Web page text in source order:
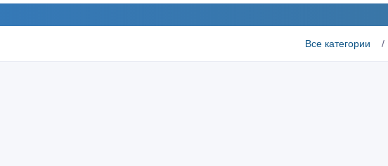
Все категории